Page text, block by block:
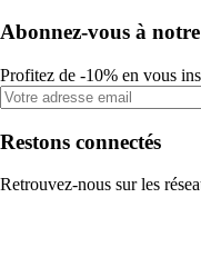
Abonnez-vous à
Profitez de -10% en vous
Restons connectés
Retrouvez-nous sur les